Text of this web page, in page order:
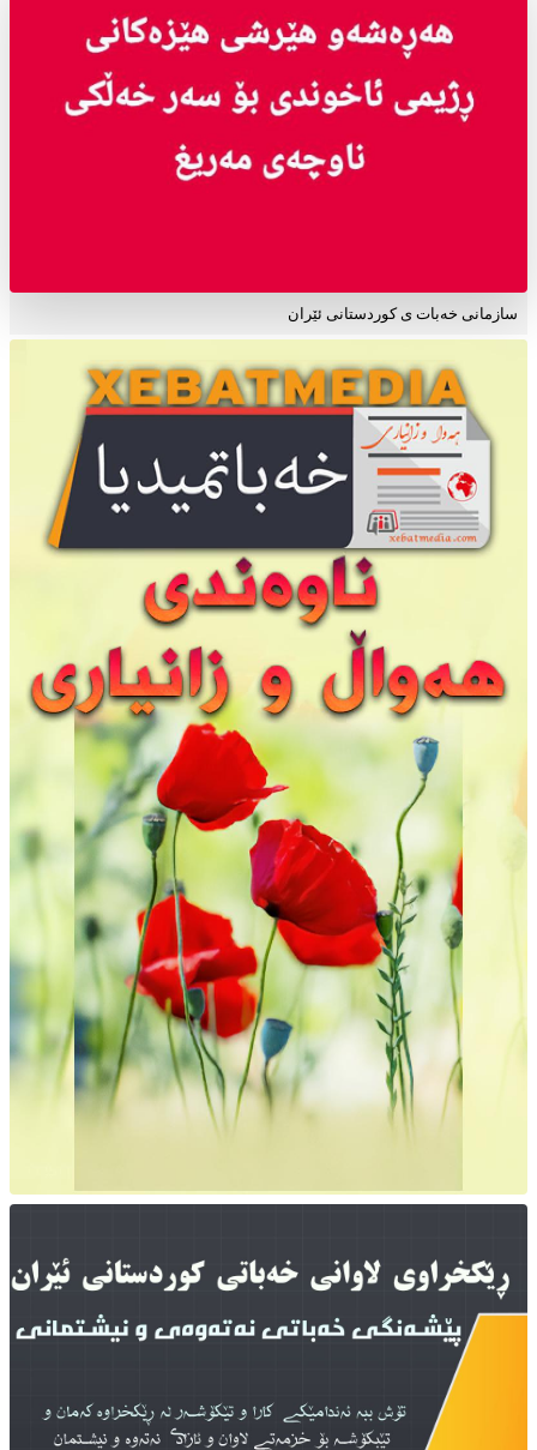
سازمانی خەبات ی کوردستانی ئێران